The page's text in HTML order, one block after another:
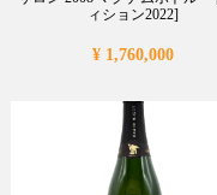
ィション2022]
¥ 1,760,000